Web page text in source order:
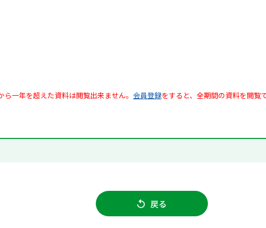
一年を超えた資料は閲覧出来ません。 会員登録をすると、全期間の資料を閲覧
戻る